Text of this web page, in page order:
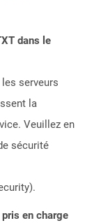
dans le
serveurs
la
Veuillez en
sécurité
en charge